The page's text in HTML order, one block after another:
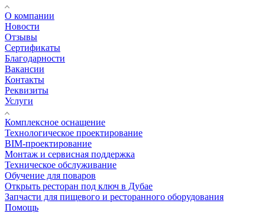
О компании
Новости
Отзывы
Сертификаты
Благодарности
Вакансии
Контакты
Реквизиты
Услуги
Комплексное оснащение
Технологическое проектирование
BIM-проектирование
Монтаж и сервисная поддержка
Техническое обслуживание
Обучение для поваров
Открыть ресторан под ключ в Дубае
Запчасти для пищевого и ресторанного оборудования
Помощь